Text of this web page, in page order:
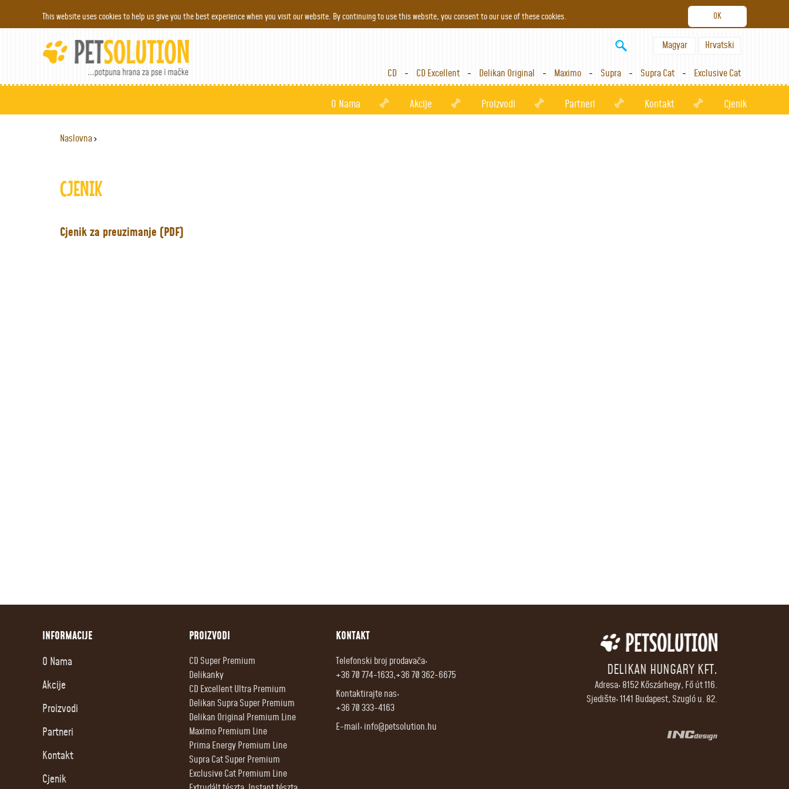
This website uses cookies to help us give you the best experience when you visit our website. By continuing to use this website, you consent to our use of these cookies.
Magyar Hrvatski
CD CD Excellent Delikan Original Maximo Supra Supra Cat Exclusive Cat
O Nama Akcije Proizvodi Partneri Kontakt Cjenik
Naslovna›
CJENIK
Cjenik za preuzimanje (PDF)
INFORMACIJE
O Nama
Akcije
Proizvodi
Partneri
Kontakt
Cjenik
PROIZVODI
CD Super Premium
Delikanky
CD Excellent Ultra Premium
Delikan Supra Super Premium
Delikan Original Premium Line
Maximo Premium Line
Prima Energy Premium Line
Supra Cat Super Premium
Exclusive Cat Premium Line
KONTAKT
Telefonski broj prodavača:
+36 70 774-1633,+36 70 362-6675
Kontaktirajte nas:
+36 70 333-4163
E-mail: info@petsolution.hu
DELIKAN HUNGARY KFT.
Adresa: 8152 Kőszárhegy, Fő út 116.
Sjedište: 1141 Budapest, Szugló u. 82.